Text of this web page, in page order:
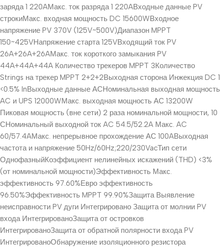
заряда 1 220AМакс. ток разряда 1 220AВходные данные PV
строкиМакс. входная мощность DC 15600WВходное
напряжение PV 370V (125V~500V)Диапазон MPPT
150~425VНапряжение старта 125VВходящий ток PV
26A+26A+26AМакс. ток короткого замыкания PV
44A+44A+44A Количество трекеров MPPT 3Количество
Strings на трекер MPPT 2+2+2Выходная сторона Инжекция DC 1
<0.5% lnВыходные данные АСНоминальная выходная мощность
AC и UPS 12000WМакс. выходная мощность АС 13200W
Пиковая мощность (вне сети) 2 раза номинальной мощности, 10
СНоминальный выходной ток AC 54.5/52.2A Макс. AC
60/57.4AМакс. непрерывное прохождение АС 100AВыходная
частота и напряжение 50Hz/60Hz;220/230VacТип сети
ОднофазныйКоэффициент нелинейных искажений (THD) <3%
(от номинальной мощности)Эффективность Макс.
эффективность 97.60%Евро эффективность
96.50%Эффективность MPPT 99.90%Защита Выявление
неисправности PV дуги Интегрировано Защита от молнии PV
входа ИнтегрированоЗащита от островков
ИнтегрированоЗащита от обратной полярности входа PV
ИнтегрированоОбнаружение изоляционного резистора